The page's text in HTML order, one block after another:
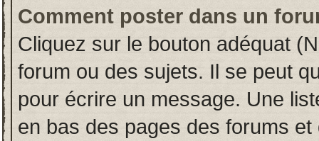
Comment poster dans un
Cliquez sur le bouton adéquat
forum ou des sujets. Il se peut
pour écrire un message. Une
en bas des pages des forums